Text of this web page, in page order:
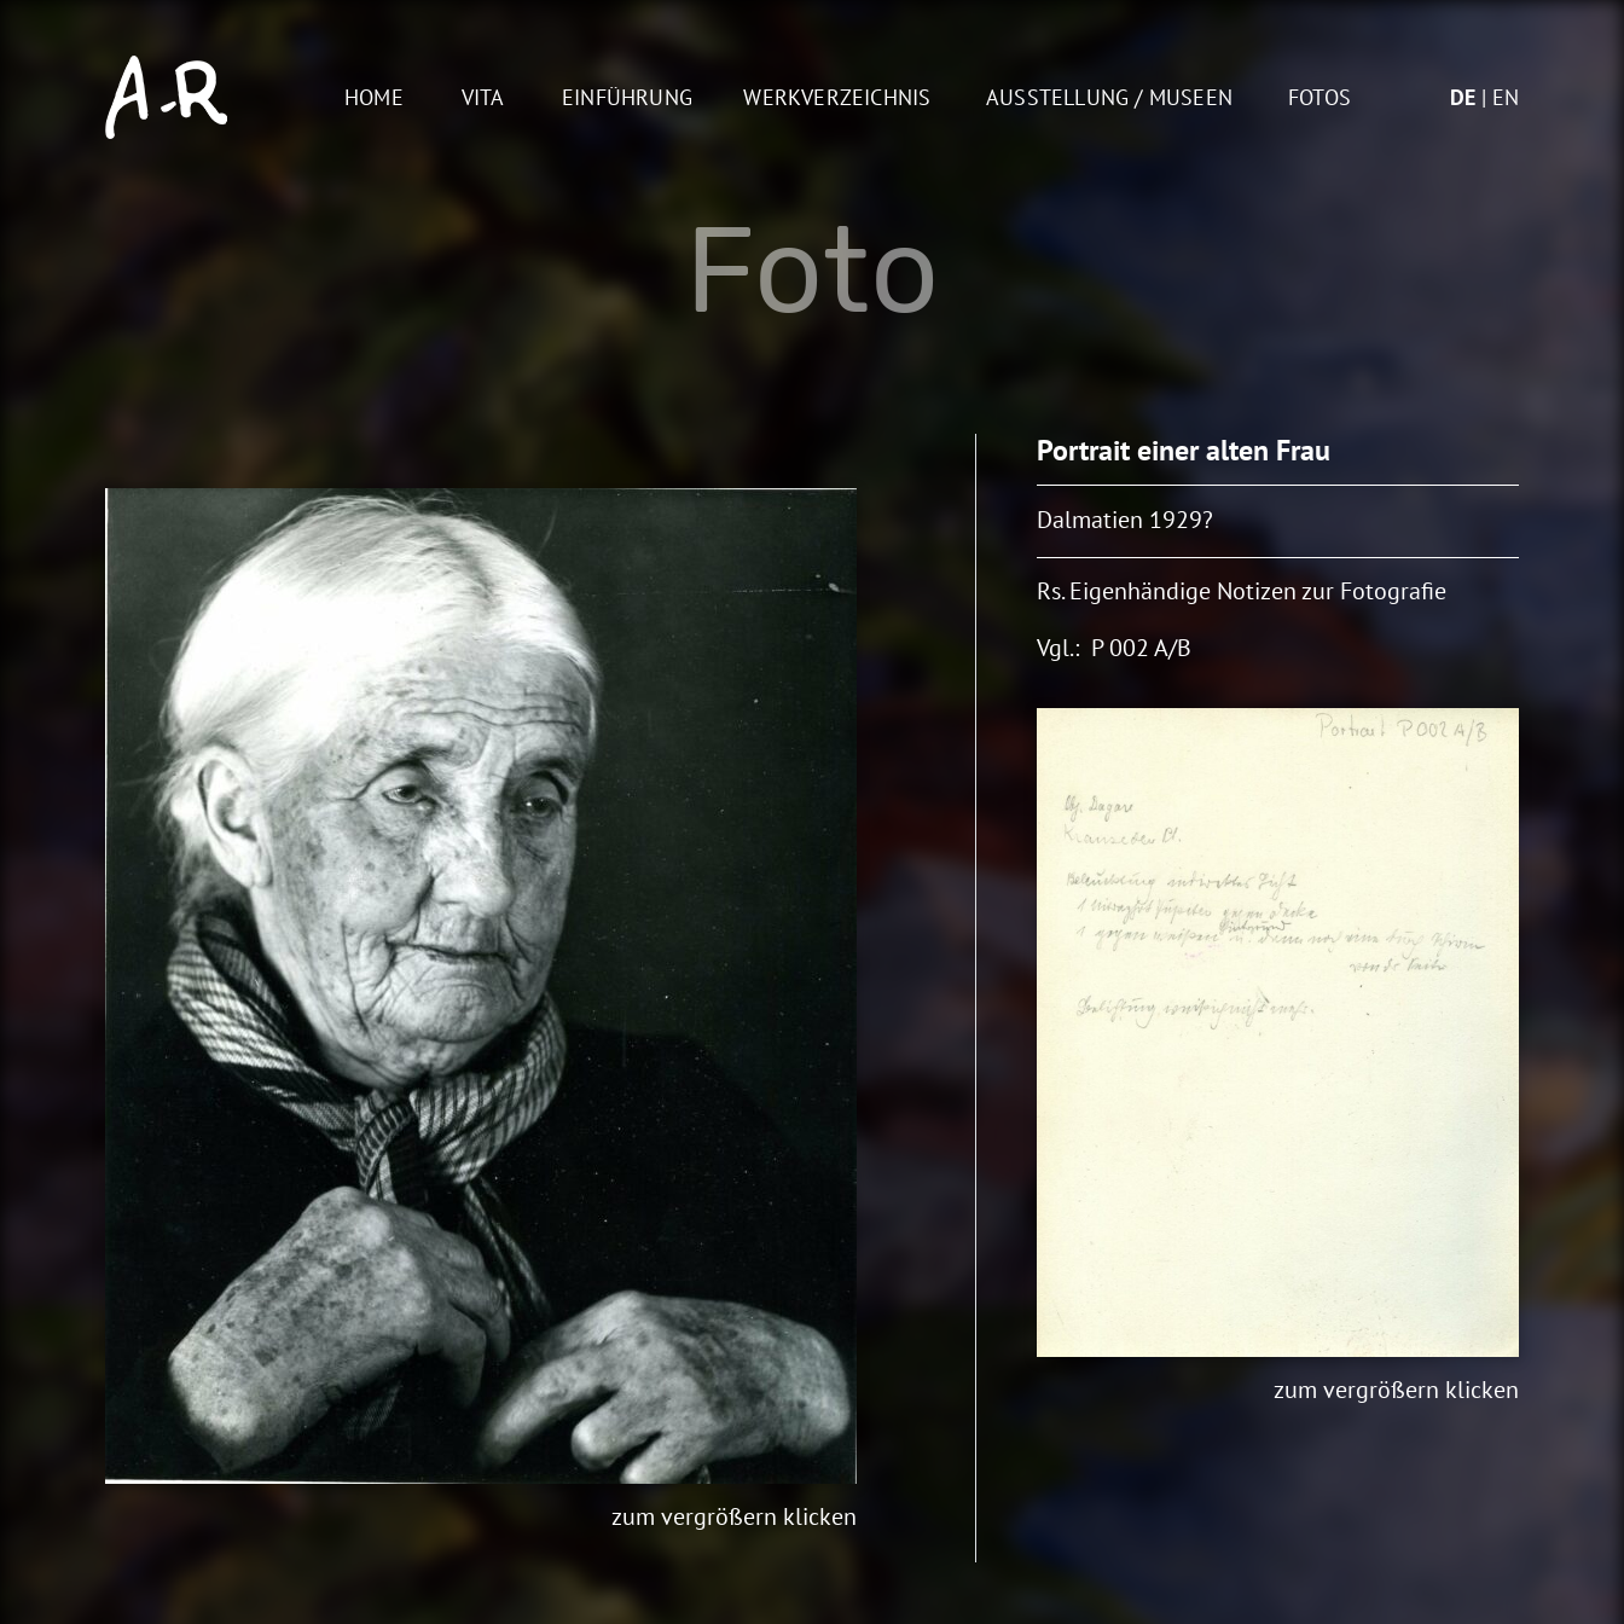
HOME VITA EINFÜHRUNG WERKVERZEICHNIS AUSSTELLUNG / MUSEEN FOTOS DE EN
Foto
zum vergrößern klicken
Portrait einer alten Frau
Dalmatien 1929?
Rs. Eigenhändige Notizen zur Fotografie
Vgl.: P 002 A/B
zum vergrößern klicken